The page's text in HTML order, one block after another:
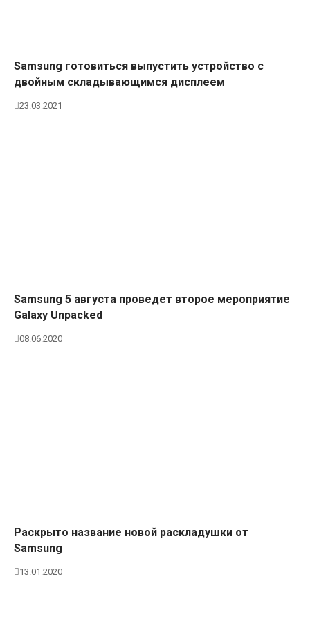
Samsung готовиться выпустить устройство с
двойным складывающимся дисплеем
23.03.2021
Samsung 5 августа проведет второе мероприятие
Galaxy Unpacked
08.06.2020
Раскрыто название новой раскладушки от
Samsung
13.01.2020